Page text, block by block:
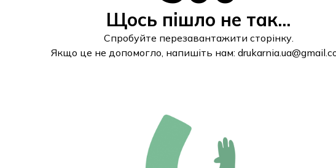
Щось пішло не так...
Спробуйте перезавантажити сторінку.
Якщо це не допомогло, напишіть нам: